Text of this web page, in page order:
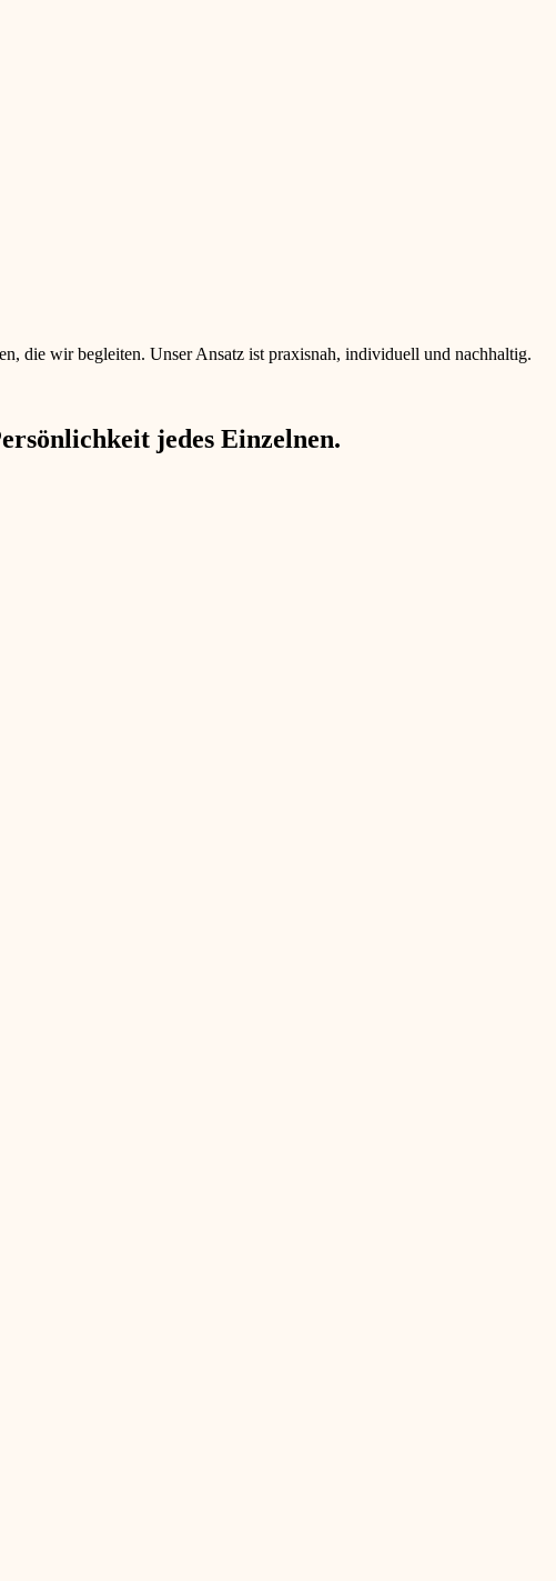
die wir begleiten. Unser Ansatz ist praxisnah, individuell und nachhaltig.
jedes Einzelnen.